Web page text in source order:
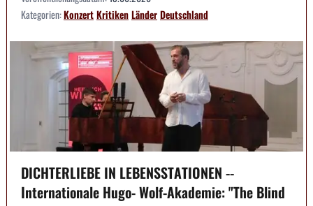
Kategorien:KonzertKritikenLänderDeutschland
DICHTERLIEBE IN LEBENSSTATIONEN --
Internationale Hugo- Wolf-Akademie: "The Blind